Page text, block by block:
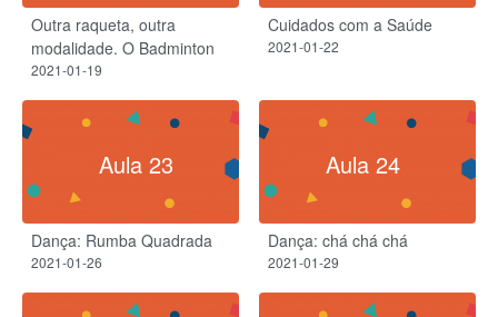
Outra raqueta, outra
modalidade. O Badminton
2021-01-19
Cuidados com a Saúde
2021-01-22
Aula 23
Dança: Rumba Quadrada
2021-01-26
Aula 24
Dança: chá chá chá
2021-01-29